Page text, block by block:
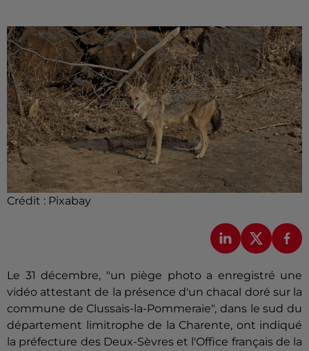
Crédit : Pixabay
Le 31 décembre, "un piège photo a enregistré une
vidéo attestant de la présence d'un chacal doré sur la
commune de Clussais-la-Pommeraie", dans le sud du
département limitrophe de la Charente, ont indiqué
la préfecture des Deux-Sèvres et l'Office français de la